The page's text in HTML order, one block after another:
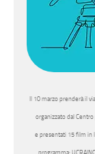
Il 10 marzo prenderà il
organizzato dal
e presentati 15 film in